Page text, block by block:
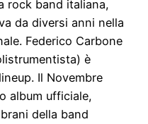
rock band italiana,
da diversi anni nella
Federico Carbone
è
Il Novembre
album ufficiale,
della band